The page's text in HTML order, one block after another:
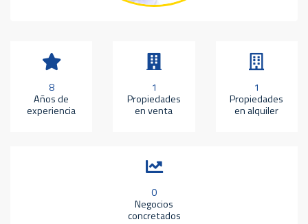
8
Años de
experiencia
1
Propiedades
en venta
1
Propiedades
en alquiler
0
Negocios
concretados